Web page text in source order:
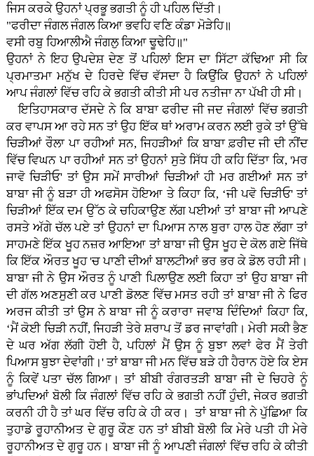
ਜਿਸ ਕਰਕੇ ਉਹਨਾਂ ਪ੍ਰਭੂ ਭਗਤੀ ਨੂੰ ਹੀ ਪਹਿਲ ਦਿੱਤੀ।
"ਫਰੀਦਾ ਜੰਗਲ ਜੰਗਲ ਕਿਆ ਭਵਹਿ ਵਣਿ ਕੰਡਾ ਮੋੜੇਹਿ॥
ਵਸੀ ਰਬੁ ਹਿਆਲੀਐ ਜੰਗਲੁ ਕਿਆ ਢੂਢੇਹਿ॥"
ਉਹਨਾਂ ਨੇ ਇਹ ਉਪਦੇਸ਼ ਦੇਣ ਤੋਂ ਪਹਿਲਾਂ ਇਸ ਦਾ ਸਿੱਟਾ ਕੱਢਿਆ ਸੀ ਕਿ
ਪ੍ਰਮਾਤਮਾ ਮਨੁੱਖ ਦੇ ਹਿਰਦੇ ਵਿੱਚ ਵੱਸਦਾ ਹੈ ਕਿਉਂਕਿ ਉਹਨਾਂ ਨੇ ਪਹਿਲਾਂ
ਆਪ ਜੰਗਲਾਂ ਵਿੱਚ ਰਹਿ ਕੇ ਭਗਤੀ ਕੀਤੀ ਸੀ ਪਰ ਨਤੀਜਾ ਨਾ ਪੱਖੀ ਹੀ ਸੀ।
ਇਤਿਹਾਸਕਾਰ ਦੱਸਦੇ ਨੇ ਕਿ ਬਾਬਾ ਫਰੀਦ ਜੀ ਜਦ ਜੰਗਲਾਂ ਵਿੱਚ ਭਗਤੀ
ਕਰ ਵਾਪਸ ਆ ਰਹੇ ਸਨ ਤਾਂ ਉਹ ਇੱਕ ਥਾਂ ਅਰਾਮ ਕਰਨ ਲਈ ਰੁਕੇ ਤਾਂ ਉੱਥੇ
ਚਿੜੀਆਂ ਰੌਲਾ ਪਾ ਰਹੀਆਂ ਸਨ, ਜਿਹੜੀਆਂ ਕਿ ਬਾਬਾ ਫ਼ਰੀਦ ਜੀ ਦੀ ਨੀਂਦ
ਵਿੱਚ ਵਿਘਨ ਪਾ ਰਹੀਆਂ ਸਨ ਤਾਂ ਉਹਨਾਂ ਸੁਤੇ ਸਿੱਧ ਹੀ ਕਹਿ ਦਿੱਤਾ ਕਿ, 'ਮਰ
ਜਾਵੋ ਚਿੜੀਓ' ਤਾਂ ਉਸ ਸਮੇਂ ਸਾਰੀਆਂ ਚਿੜੀਆਂ ਹੀ ਮਰ ਗਈਆਂ ਸਨ ਤਾਂ
ਬਾਬਾ ਜੀ ਨੂੰ ਬੜਾ ਹੀ ਅਫਸੋਸ ਹੋਇਆ ਤੇ ਕਿਹਾ ਕਿ, ‘ਜੀ ਪਵੋ ਚਿੜੀਓ' ਤਾਂ
ਚਿੜੀਆਂ ਇੱਕ ਦਮ ਉੱਠ ਕੇ ਚਹਿਕਾਉਣ ਲੱਗ ਪਈਆਂ ਤਾਂ ਬਾਬਾ ਜੀ ਆਪਣੇ
ਰਸਤੇ ਅੱਗੇ ਚੱਲ ਪਏ ਤਾਂ ਉਹਨਾਂ ਦਾ ਪਿਆਸ ਨਾਲ ਬੁਰਾ ਹਾਲ ਹੋਣ ਲੱਗਾ ਤਾਂ
ਸਾਹਮਣੇ ਇੱਕ ਖੂਹ ਨਜ਼ਰ ਆਇਆ ਤਾਂ ਬਾਬਾ ਜੀ ਉਸ ਖੂਹ ਦੇ ਕੋਲ ਗਏ ਜਿੱਥੇ
ਕਿ ਇੱਕ ਔਰਤ ਖੂਹ 'ਚ ਪਾਣੀ ਦੀਆਂ ਬਾਲਟੀਆਂ ਭਰ ਭਰ ਕੇ ਡੋਲ ਰਹੀ ਸੀ।
ਬਾਬਾ ਜੀ ਨੇ ਉਸ ਔਰਤ ਨੂੰ ਪਾਣੀ ਪਿਲਾਉਣ ਲਈ ਕਿਹਾ ਤਾਂ ਉਹ ਬਾਬਾ ਜੀ
ਦੀ ਗੱਲ ਅਣਸੁਣੀ ਕਰ ਪਾਣੀ ਡੋਲਣ ਵਿੱਚ ਮਸਤ ਰਹੀ ਤਾਂ ਬਾਬਾ ਜੀ ਨੇ ਫਿਰ
ਅਰਜ ਕੀਤੀ ਤਾਂ ਉਸ ਨੇ ਬਾਬਾ ਜੀ ਨੂੰ ਕਰਾਰਾ ਜਵਾਬ ਦਿੰਦਿਆਂ ਕਿਹਾ ਕਿ,
‘ਮੈਂ ਕੋਈ ਚਿੜੀ ਨਹੀਂ, ਜਿਹੜੀ ਤੇਰੇ ਸ਼ਰਾਪ ਤੋਂ ਡਰ ਜਾਵਾਂਗੀ। ਮੇਰੀ ਸਕੀ ਭੈਣ
ਦੇ ਘਰ ਅੱਗ ਲੱਗੀ ਹੋਈ ਹੈ, ਪਹਿਲਾਂ ਮੈਂ ਉਸ ਨੂੰ ਬੁਝਾ ਲਵਾਂ ਫੇਰ ਮੈਂ ਤੇਰੀ
ਪਿਆਸ ਬੁਝਾ ਦੇਵਾਂਗੀ।' ਤਾਂ ਬਾਬਾ ਜੀ ਮਨ ਵਿੱਚ ਬੜੇ ਹੀ ਹੈਰਾਨ ਹੋਏ ਕਿ ਏਸ
ਨੂੰ ਕਿਵੇਂ ਪਤਾ ਚੱਲ ਗਿਆ। ਤਾਂ ਬੀਬੀ ਰੰਗਰਤੜੀ ਬਾਬਾ ਜੀ ਦੇ ਚਿਹਰੇ ਨੂੰ
ਭਾਂਪਦਿਆਂ ਬੋਲੀ ਕਿ ਜੰਗਲਾਂ ਵਿੱਚ ਰਹਿ ਕੇ ਭਗਤੀ ਨਹੀਂ ਹੁੰਦੀ, ਜੇਕਰ ਭਗਤੀ
ਕਰਨੀ ਹੀ ਹੈ ਤਾਂ ਘਰ ਵਿੱਚ ਰਹਿ ਕੇ ਹੀ ਕਰ। ਤਾਂ ਬਾਬਾ ਜੀ ਨੇ ਪੁੱਛਿਆ ਕਿ
ਤੁਹਾਡੇ ਰੂਹਾਨੀਅਤ ਦੇ ਗੁਰੂ ਕੌਣ ਹਨ ਤਾਂ ਬੀਬੀ ਬੋਲੀ ਕਿ ਮੇਰੇ ਪਤੀ ਹੀ ਮੇਰੇ
ਰੂਹਾਨੀਅਤ ਦੇ ਗੁਰੂ ਹਨ। ਬਾਬਾ ਜੀ ਨੂੰ ਆਪਣੀ ਜੰਗਲਾਂ ਵਿੱਚ ਰਹਿ ਕੇ ਕੀਤੀ